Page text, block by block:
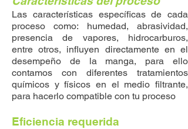
Las características específicas de cada
proceso como: humedad, abrasividad,
presencia de vapores, hidrocarburos,
entre otros, influyen directamente en el
desempeño de la manga, para ello
contamos con diferentes tratamientos
químicos y físicos en el medio filtrante,
para hacerlo compatible con tu proceso
Eficiencia requerida